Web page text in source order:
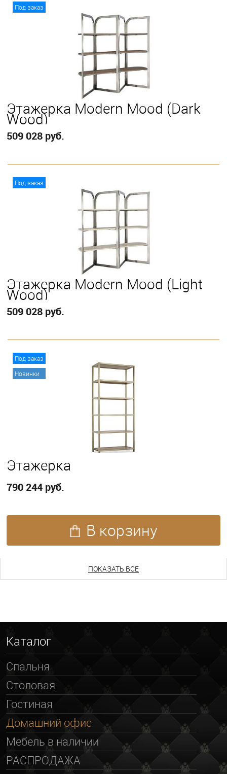
Под заказ
Этажерка Modern Mood (Dark
Wood)
509 028 руб.
Под заказ
Этажерка Modern Mood (Light
Wood)
509 028 руб.
Под заказ
Новинки
Этажерка
790 244 руб.
В корзину
ПОКАЗАТЬ ЕЩЕ
ПОКАЗАТЬ ВСЕ
Каталог
Спальня
Столовая
Гостиная
Домашний офис
Мебель в наличии
РАСПРОДАЖА